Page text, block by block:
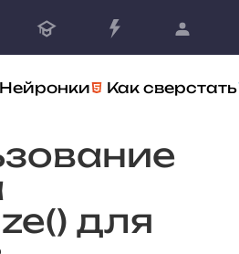
Нейронки Как сверстать
для